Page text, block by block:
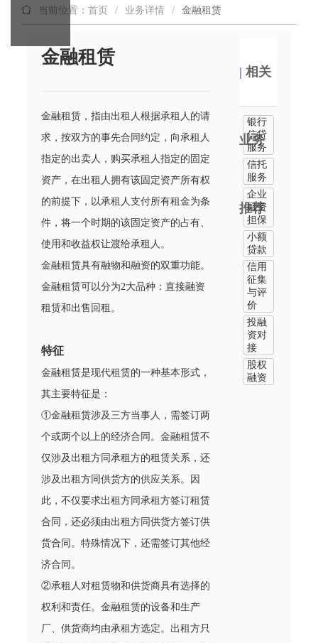
当前位置：首页 / 业务详情 / 金融租赁
金融租赁
金融租赁，指由出租人根据承租人的请
求，按双方的事先合同约定，向承租人
指定的出卖人，购买承租人指定的固定
资产，在出租人拥有该固定资产所有权
的前提下，以承租人支付所有租金为条
件，将一个时期的该固定资产的占有、
使用和收益权让渡给承租人。
金融租赁具有融物和融资的双重功能。
金融租赁可以分为2大品种：直接融资
租赁和出售回租。
特征
金融租赁是现代租赁的一种基本形式，
其主要特征是：
①金融租赁涉及三方当事人，需签订两
个或两个以上的经济合同。金融租赁不
仅涉及出租方同承租方的租赁关系，还
涉及出租方同供货方的供应关系。因
此，不仅要求出租方同承租方签订租赁
合同，还必须由出租方同供货方签订供
货合同。特殊情况下，还需签订其他经
济合同。
②承租人对租赁物和供货商具有选择的
权利和责任。金融租赁的设备和生产
厂、供货商均由承租方选定。出租方只
|相关
业务
推荐
银行
信贷
服务
信托
服务
企业
融资
担保
小额
贷款
信用
征集
与评
价
投融
资对
接
股权
融资